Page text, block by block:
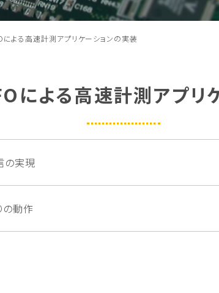
による高速計測アプリケーションの実装
による高速計測アプリ
の実現
動作